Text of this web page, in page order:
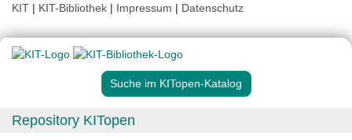
KIT | KIT-Bibliothek | Impressum | Datenschutz
Suche im KITopen-Katalog
Repository KITopen